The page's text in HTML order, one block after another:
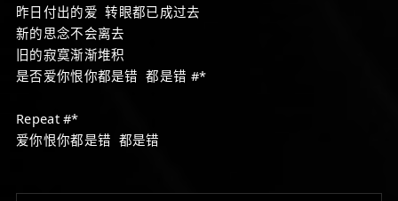
昨日付出的爱 转眼都已成过去
新的思念不会离去
旧的寂寞渐渐堆积
是否爱你恨你都是错 都是错 #*
Repeat #*
爱你恨你都是错 都是错